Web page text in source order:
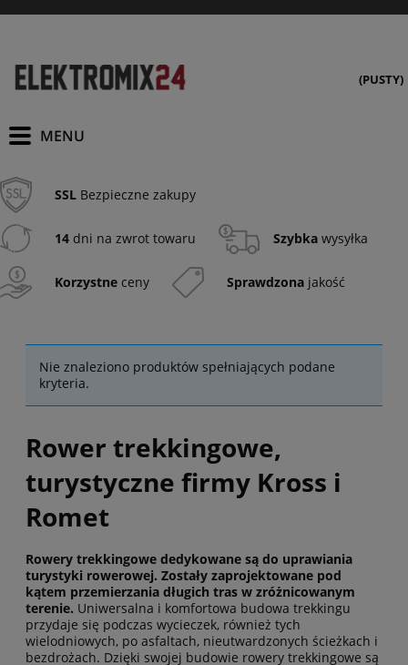
(PUSTY)
SSL Bezpieczne zakupy
14 dni na zwrot towaru Szybka wysyłka
Korzystne ceny Sprawdzona jakość
Nie znaleziono produktów spełniających podane
kryteria.
Rower trekkingowe,
turystyczne firmy Kross i
Romet
Rowery trekkingowe dedykowane są do uprawiania
turystyki rowerowej. Zostały zaprojektowane pod
kątem przemierzania długich tras w zróżnicowanym
terenie. Uniwersalna i komfortowa budowa trekkingu
przydaje się podczas wycieczek, również tych
wielodniowych, po asfaltach, nieutwardzonych ścieżkach i
bezdrożach. Dzięki swojej budowie rowery trekkingowe są